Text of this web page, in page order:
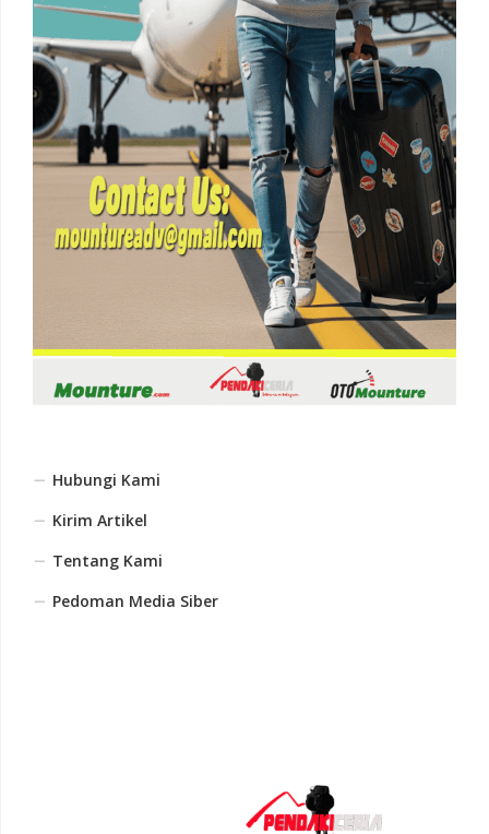
Hubungi Kami
Kirim Artikel
Tentang Kami
Pedoman Media Siber